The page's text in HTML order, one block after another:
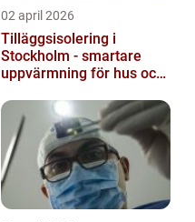
02 april 2026
Tilläggsisolering i
Stockholm - smartare
uppvärmning för hus och